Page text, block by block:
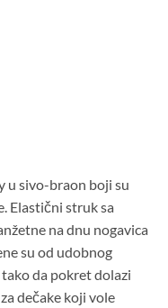
u sivo-braon boji su
Elastični struk sa
na dnu nogavica
su od udobnog
da pokret dolazi
dečake koji vole